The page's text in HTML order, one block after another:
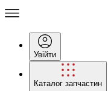
Увійти
Каталог запчастин